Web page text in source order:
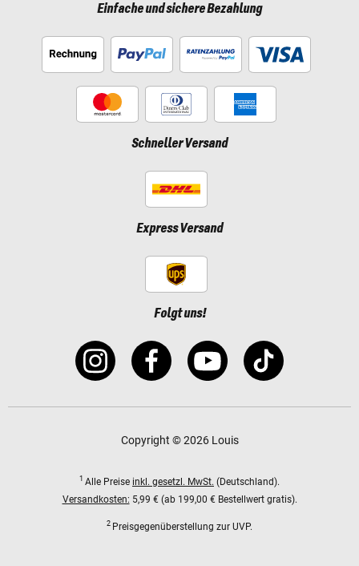
Einfache und sichere Bezahlung
Schneller Versand
Express Versand
Folgt uns!
Copyright © 2026 Louis
1 Alle Preise inkl. gesetzl. MwSt. (Deutschland).
Versandkosten: 5,99 € (ab 199,00 € Bestellwert gratis).
2 Preisgegenüberstellung zur UVP.